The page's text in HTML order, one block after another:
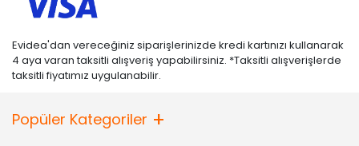
Evidea'dan vereceğiniz siparişlerinizde kredi kartınızı kullanarak
4 aya varan taksitli alışveriş yapabilirsiniz. *Taksitli alışverişlerde
taksitli fiyatımız uygulanabilir.
Popüler Kategoriler